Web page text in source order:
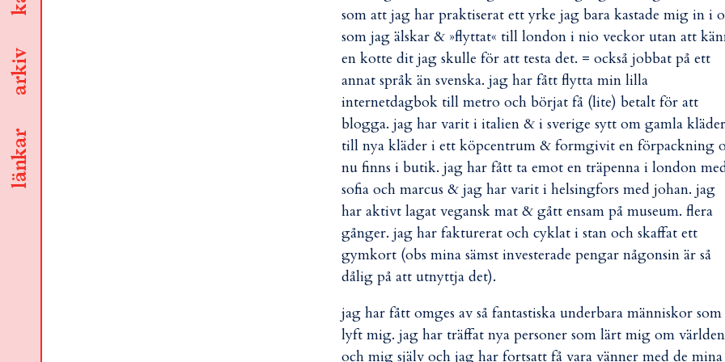
länkar
arkiv
som att jag har praktiserat ett yrke jag bara kastade mig in i
som jag älskar & »flyttat« till london i nio veckor utan att
en kotte dit jag skulle för att testa det. = också jobbat på ett
annat språk än svenska. jag har fått flytta min lilla
internetdagbok till metro och börjat få (lite) betalt för att
blogga. jag har varit i italien & i sverige sytt om gamla kläder
till nya kläder i ett köpcentrum & formgivit en förpackning
nu finns i butik. jag har fått ta emot en träpenna i london
sofia och marcus & jag har varit i helsingfors med johan. jag
har aktivt lagat vegansk mat & gått ensam på museum. flera
gånger. jag har fakturerat och cyklat i stan och skaffat ett
gymkort (obs mina sämst investerade pengar någonsin är så
dålig på att utnyttja det).
jag har fått omges av så fantastiska underbara människor som
lyft mig. jag har träffat nya personer som lärt mig om världen
och mig själv och jag har fortsatt få vara vänner med de mina